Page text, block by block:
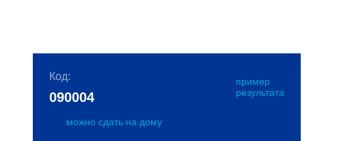
Код:
пример
результата
090004
можно сдать на дому